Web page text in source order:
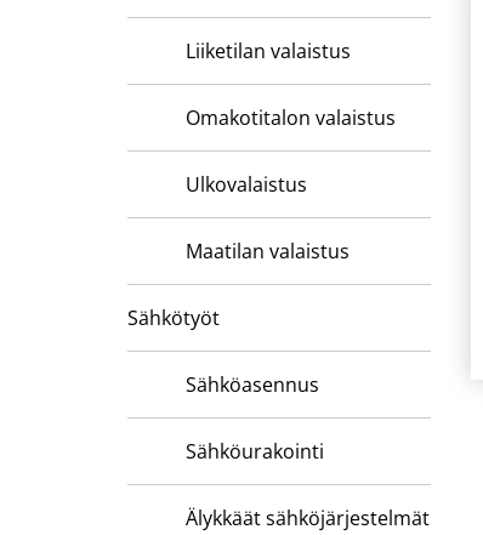
Liiketilan valaistus
Omakotitalon valaistus
Ulkovalaistus
Maatilan valaistus
Sähkötyöt
Sähköasennus
Sähköurakointi
Älykkäät sähköjärjestelmät